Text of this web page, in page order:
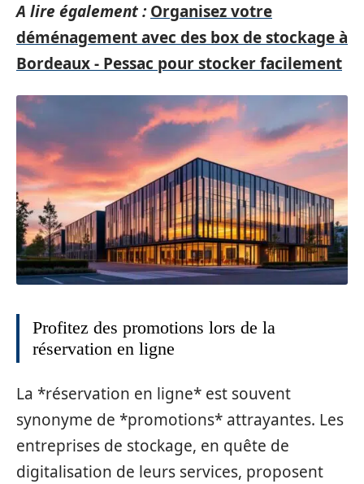
A lire également : Organisez votre
déménagement avec des box de stockage à
Bordeaux - Pessac pour stocker facilement
Profitez des promotions lors de la
réservation en ligne
La *réservation en ligne* est souvent
synonyme de *promotions* attrayantes. Les
entreprises de stockage, en quête de
digitalisation de leurs services, proposent